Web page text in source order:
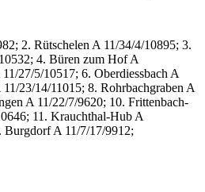
2. Rütschelen A 11/34/4/10895; 3.
4. Büren zum Hof A
27/5/10517; 6. Oberdiessbach A
23/14/11015; 8. Rohrbachgraben A
A 11/22/7/9620; 10. Frittenbach-
11. Krauchthal-Hub A
Burgdorf A 11/7/17/9912;